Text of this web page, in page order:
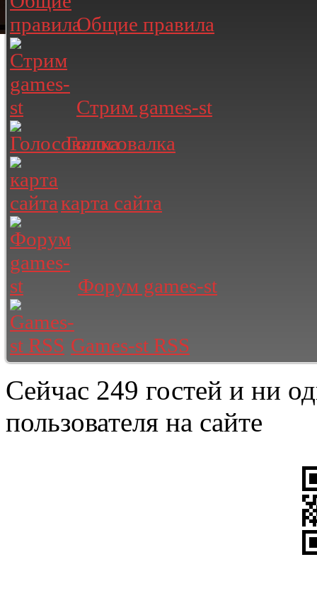
Общие правила
Стрим games-st
Голосовалка
карта сайта
Форум games-st
Games-st RSS
Сейчас 249 гостей и ни
пользователя на сайте